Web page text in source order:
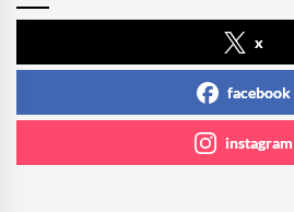
x
facebook
instagram